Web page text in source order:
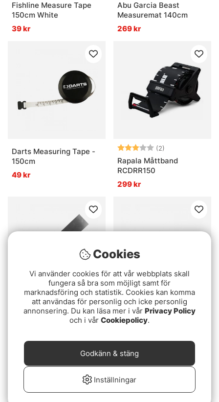
Fishline Measure Tape
150cm White
39 kr
Abu Garcia Beast
Measuremat 140cm
269 kr
Darts Measuring Tape -
150cm
49 kr
Betyg: (2)
Rapala Måttband
RCDRR150
299 kr
Måttbräda Aluminium
60cm
Gunki 130 cm Ruler /
Måttband
Slutsåld
Cookies
Vi använder cookies för att vår webbplats skall
fungera så bra som möjligt samt för
marknadsföring och statistik. Cookies kan komma
att användas för personlig och icke personlig
annonsering. Du kan läsa mer i vår Privacy Policy
och i vår Cookiepolicy.
Inställningar
Godkänn & stäng